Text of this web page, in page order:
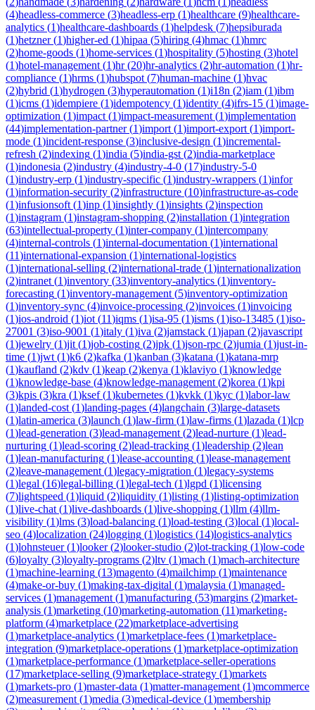
(4)headless-commerce (3)headless-erp (1)healthcare (9)healthcare-
analytics (1)healthcare-dashboards (1)helpdesk (7)hepsiburada
(1)hetzner(1)higher-ed (1)hipaa (5)hiring (4)hmac (1)hmrc
(2)home-goods (1)home-services (1)hospitality (5)hosting (3)hotel
(1)hotel-management (1)hr(20)hr-analytics (2)hr-automation (1)hr-
compliance (1)hrms (1)hubspot (7)human-machine (1)hvac
(2)hybrid (1)hydrogen (3)hyperautomation (1)i18n (2)iam (1)ibm
(1)icms (1)idempiere (1)idempotency (1)identity (4)ifrs-15 (1)image-
optimization (1)impact (1)impact-measurement (1)implementation
(44)implementation-partner(1)import (1)import-export (1)import-
mode (1)incident-response (3)inclusive-design (1)incremental-
refresh (2)indexing (1)india (5)india-gst (2)india-marketplace
(1)indonesia (2)industry (4)industry-4-0 (17)industry-5-0
(1)industry-erp (1)industry-specific (1)industry-wrappers (1)infor
(1)information-security (2)infrastructure (10)infrastructure-as-code
(1)infusionsoft (1)inp (1)insightly (1)insights (2)inspection
(1)instagram (1)instagram-shopping (2)installation (1)integration
(63)intellectual-property (1)inter-company (1)intercompany
(4)internal-controls (1)internal-documentation (1)international
(11)international-expansion (1)international-logistics
(1)international-selling (2)international-trade (1)internationalization
(2)intranet (1)inventory (33)inventory-analytics (1)inventory-
forecasting (1)inventory-management (5)inventory-optimization
(1)inventory-sync (4)invoice-processing (2)invoices (1)invoicing
(1)ios-android (1)iot (11)iqms (1)isa-95 (1)isms (1)iso-13485 (1)iso-
27001 (3)iso-9001 (1)italy (1)iva (2)jamstack (1)japan (2)javascript
(1)jewelry (1)jit (1)job-costing (2)jpk (1)json-rpc (2)jumia (1)just-in-
time (1)jwt (1)k6 (2)kafka (1)kanban (3)katana (1)katana-mrp
(1)kaufland (2)kdv (1)keap (2)kenya (1)klaviyo (1)knowledge
(1)knowledge-base (4)knowledge-management (2)korea (1)kpi
(3)kpis (3)kra (1)ksef(1)kubernetes (1)kvkk (1)kyc (1)labor-law
(1)landed-cost (1)landing-pages (4)langchain (3)large-datasets
(1)latin-america (3)launch (1)law-firm (1)law-firms (1)lazada (1)lcp
(1)lead-generation (3)lead-management (2)lead-nurture (1)lead-
nurturing (1)lead-scoring (2)lead-tracking (1)leadership (2)lean
(1)lean-manufacturing (1)lease-accounting (1)lease-management
(2)leave-management (1)legacy-migration (1)legacy-systems
(1)legal (16)legal-billing (1)legal-tech (1)lgpd (1)licensing
(7)lightspeed (1)liquid (2)liquidity (1)listing (1)listing-optimization
(1)live-chat (1)live-dashboards (1)live-shopping (1)llm (4)llm-
visibility (1)lms (3)load-balancing (1)load-testing (3)local (1)local-
seo (4)localization (24)logging (1)logistics (14)logistics-analytics
(1)lohnsteuer(1)looker(2)looker-studio (2)lot-tracking (1)low-code
(6)loyalty (3)loyalty-programs (2)ltv (1)mach (1)mach-architecture
(1)machine-learning (13)magento (4)mailchimp (1)maintenance
(4)make-or-buy (1)making-tax-digital (1)malaysia (1)managed-
services (1)management (1)manufacturing (53)margins (2)market-
analysis (1)marketing (10)marketing-automation (11)marketing-
platform (4)marketplace (22)marketplace-advertising
(1)marketplace-analytics (1)marketplace-fees (1)marketplace-
integration (9)marketplace-operations (1)marketplace-optimization
(1)marketplace-performance (1)marketplace-seller-operations
(17)marketplace-selling (9)marketplace-strategy (1)markets
(1)markets-pro (1)master-data (1)matter-management (1)mcommerce
(2)measurement (1)media (3)medical-device (1)membership